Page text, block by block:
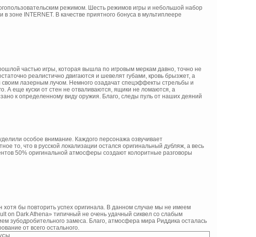
режимом. Шесть режимов игры и небольшой набор
зоне INTERNET. В качестве приятного бонуса в мультиплеере
частью игры, которая вышла по игровым меркам давно, точно не
реалистично двигаются и шевелят губами, кровь брызжет, а
лазерным лучом. Немного озадачат спецэффекты стрельбы и
А еще куски от стен не отваливаются, ящики не ломаются, а
к определенному виду оружия. Благо, следы пуль от наших деяний
особое внимание. Каждого персонажа озвучивает
то, что в русской локализации остался оригинальный дубляж, а весь
50% оригинальной атмосферы создают колоритные разговоры
бы повторить успех оригинала. В данном случае мы не имеем
on Dark Athena» типичный не очень удачный сиквел со слабым
зубодробительного замеса. Благо, атмосфера мира Риддика осталась
от всего остального.